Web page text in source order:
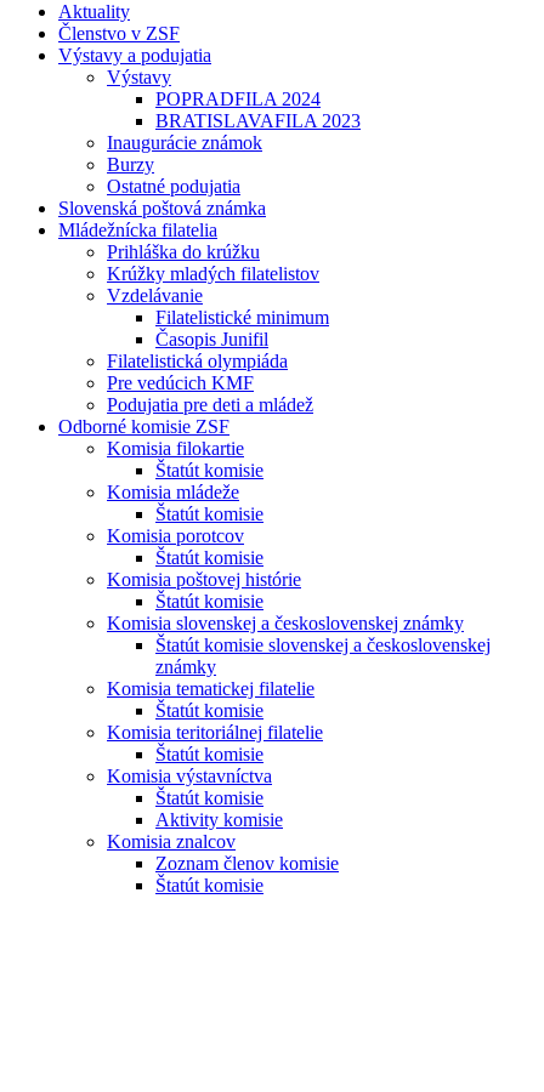
Aktuality
Členstvo v ZSF
Výstavy a podujatia
Výstavy
POPRADFILA 2024
BRATISLAVAFILA 2023
Inaugurácie známok
Burzy
Ostatné podujatia
Slovenská poštová známka
Mládežnícka filatelia
Prihláška do krúžku
Krúžky mladých filatelistov
Vzdelávanie
Filatelistické minimum
Časopis Junifil
Filatelistická olympiáda
Pre vedúcich KMF
Podujatia pre deti a mládež
Odborné komisie ZSF
Komisia filokartie
Štatút komisie
Komisia mládeže
Štatút komisie
Komisia porotcov
Štatút komisie
Komisia poštovej histórie
Štatút komisie
Komisia slovenskej a československej známky
Štatút komisie slovenskej a československej
známky
Komisia tematickej filatelie
Štatút komisie
Komisia teritoriálnej filatelie
Štatút komisie
Komisia výstavníctva
Štatút komisie
Aktivity komisie
Komisia znalcov
Zoznam členov komisie
Štatút komisie